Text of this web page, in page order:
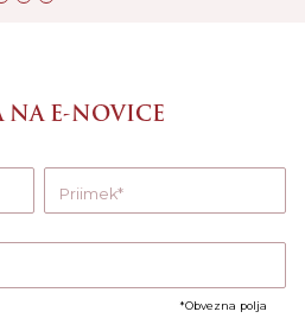
NA E-NOVICE
Priimek
Obvezna polja